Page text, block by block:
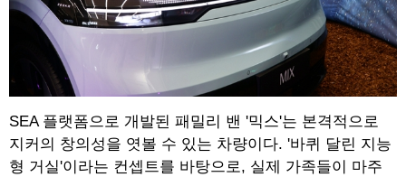
SEA 플랫폼으로 개발된 패밀리 밴 '믹스'는 본격적으로
지커의 창의성을 엿볼 수 있는 차량이다. '바퀴 달린 지능
형 거실'이라는 컨셉트를 바탕으로, 실제 가족들이 마주